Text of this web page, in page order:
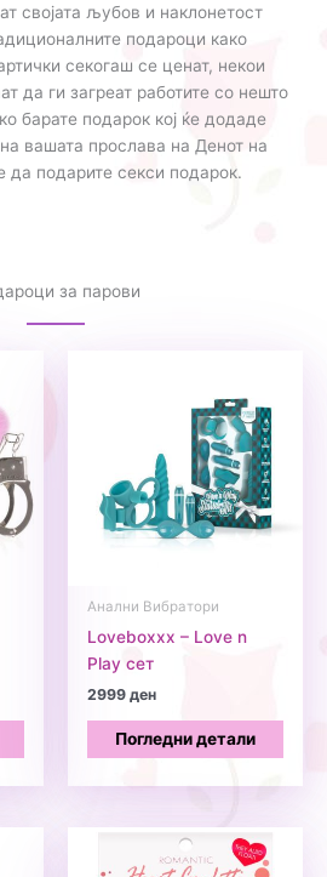
својата љубов и наклонетост
подароци како
секогаш се ценат, некои
да ги загреат работите со нешто
барате подарок кој ќе додаде
вашата прослава на Денот на
да подарите секси подарок.
за парови
Анални Вибратори
Loveboxxx – Love n
Play сет
2999ден
Погледни детали